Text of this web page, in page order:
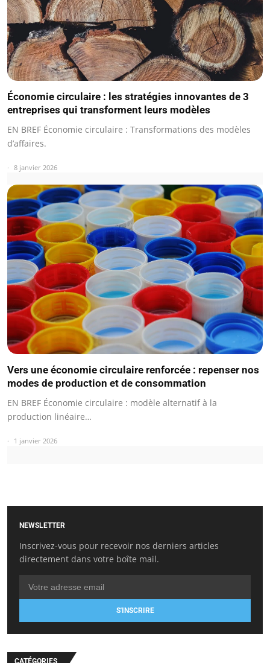
Économie circulaire : les stratégies innovantes de 3
entreprises qui transforment leurs modèles
EN BREF Économie circulaire : Transformations des modèles
d’affaires.
8 janvier 2026
Vers une économie circulaire renforcée : repenser nos
modes de production et de consommation
EN BREF Économie circulaire : modèle alternatif à la
production linéaire…
1 janvier 2026
NEWSLETTER
Inscrivez-vous pour recevoir nos derniers articles
directement dans votre boîte mail.
S'INSCRIRE